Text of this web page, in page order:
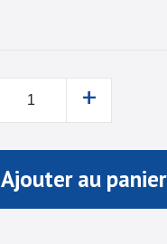
+
Ajouter au panier